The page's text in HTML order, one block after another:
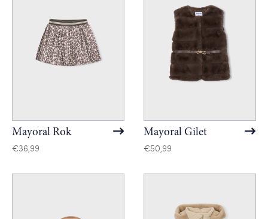
Mayoral Rok
€36,99
Mayoral Gilet
€50,99